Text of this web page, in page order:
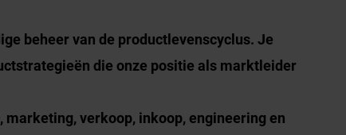
beheer van de productlevenscyclus. Je
die onze positie als marktleider
marketing, verkoop, inkoop, engineering en